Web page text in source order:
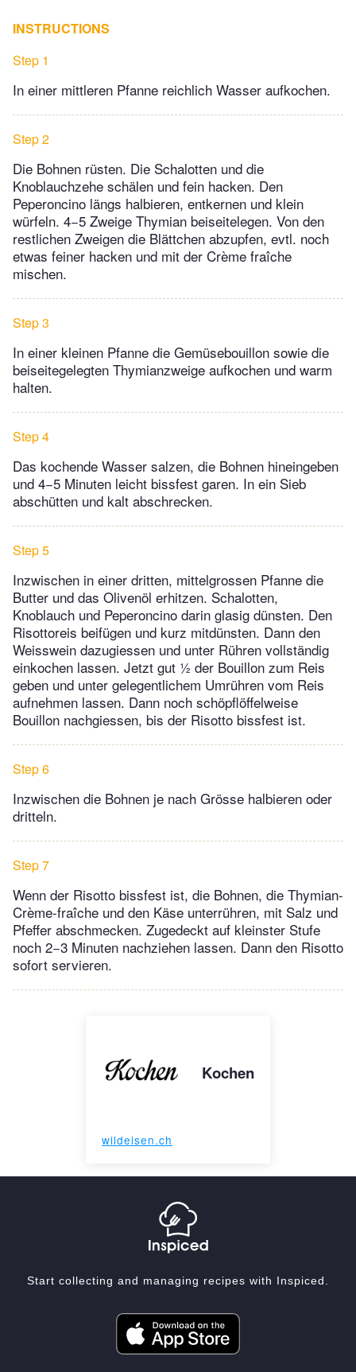
INSTRUCTIONS
Step 1
In einer mittleren Pfanne reichlich Wasser aufkochen.
Step 2
Die Bohnen rüsten. Die Schalotten und die
Knoblauchzehe schälen und fein hacken. Den
Peperoncino längs halbieren, entkernen und klein
würfeln. 4−5 Zweige Thymian beiseitelegen. Von den
restlichen Zweigen die Blättchen abzupfen, evtl. noch
etwas feiner hacken und mit der Crème fraîche
mischen.
Step 3
In einer kleinen Pfanne die Gemüsebouillon sowie die
beiseitegelegten Thymianzweige aufkochen und warm
halten.
Step 4
Das kochende Wasser salzen, die Bohnen hineingeben
und 4−5 Minuten leicht bissfest garen. In ein Sieb
abschütten und kalt abschrecken.
Step 5
Inzwischen in einer dritten, mittelgrossen Pfanne die
Butter und das Olivenöl erhitzen. Schalotten,
Knoblauch und Peperoncino darin glasig dünsten. Den
Risottoreis beifügen und kurz mitdünsten. Dann den
Weisswein dazugiessen und unter Rühren vollständig
einkochen lassen. Jetzt gut ½ der Bouillon zum Reis
geben und unter gelegentlichem Umrühren vom Reis
aufnehmen lassen. Dann noch schöpflöffelweise
Bouillon nachgiessen, bis der Risotto bissfest ist.
Step 6
Inzwischen die Bohnen je nach Grösse halbieren oder
dritteln.
Step 7
Wenn der Risotto bissfest ist, die Bohnen, die Thymian-
Crème-fraîche und den Käse unterrühren, mit Salz und
Pfeffer abschmecken. Zugedeckt auf kleinster Stufe
noch 2−3 Minuten nachziehen lassen. Dann den Risotto
sofort servieren.
Kochen
wildeisen.ch
Start collecting and managing recipes with Inspiced.